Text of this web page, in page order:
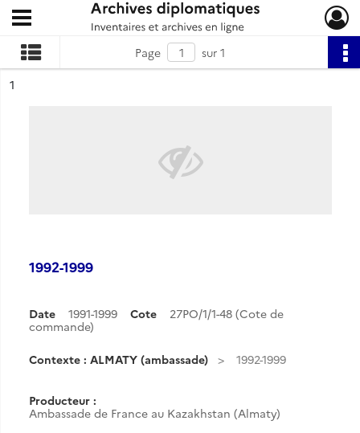
Archives diplomatiques
Ouvrir le menu déroulant
Page
sur 1
n°
1
1992-1999
Date 1991-1999 Cote
27PO/1/1-48 (Cote de
commande)
Contexte : ALMATY (ambassade) 1992-1999
Producteur :
Ambassade de France au Kazakhstan (Almaty)